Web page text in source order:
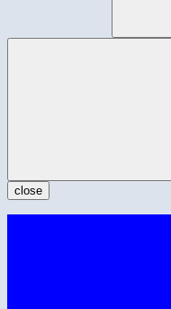
close